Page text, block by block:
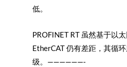
低。
PROFINET RT 虽然基于以
EtherCAT 仍有差距，其循
级。——————-